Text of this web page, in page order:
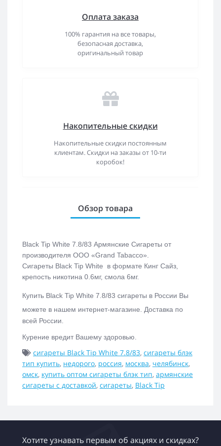
Оплата заказа
100% гарантия на все товары,
безопасная доставка,
оригинальный товар
Накопительные скидки
Накопительные скидки постоянным
клиентам. Скидки на заказы от 10-ти
коробок!
Обзор товара
Black Tip White 7.8/83 Армянские Сигареты от
производителя ООО «Grand Tabacco».
Сигареты Black Tip White в формате Кинг Сайз,
крепость никотина 0.6мг, смола 6мг.
Купить Black Tip White 7.8/83 сигареты в России Вы
можете в нашем интернет-магазине. Доставка по
всей России.
Курение вредит Вашему здоровью.
сигареты Black Tip White 7.8/83, сигареты блэк
тип купить, недорого, россия, москва, челябинск,
омск, купить оптом сигареты блэк тип, армянские
сигареты с доставкой, сигареты, Black Tip
Хотите узнавать первым об акциях и скидках?